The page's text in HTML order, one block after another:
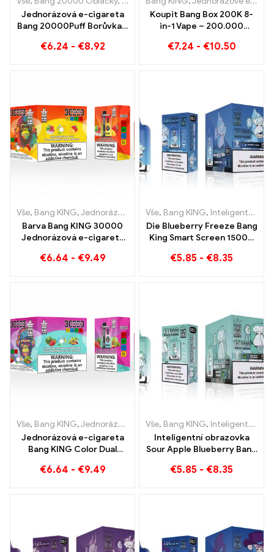
Jednorázová e-cigareta
Bang 20000Puff Borůvka s
duální síťkou
€6.24 - €8.92
Koupit Bang Box 200K 8-
in-1 Vape – 200.000
€7.24 - €10.50
Vše, Bang KING,Jednorázové e-cigarety Litva ,Jednorázové e-
Barva Bang KING 30000
Jednorázová e-cigareta
kombinace chladivé
€6.64 - €9.49
Vše, Bang KING, Inteligentní obrazovka Bang King 15000 Puff
Die Blueberry Freeze Bang
King Smart Screen 15000
€5.85 - €8.35
Vše, Bang KING,Jednorázové e-cigarety Litva ,Jednorázové e-
Jednorázová e-cigareta
Bang KING Color Dual
chuti s jahodovým
€6.64 - €9.49
Vše, Bang KING, Inteligentní obrazovka Bang King 15000 Puff
Inteligentní obrazovka
Sour Apple Blueberry Bang
Nesrovnatelný zážitek z
€5.85 - €8.35